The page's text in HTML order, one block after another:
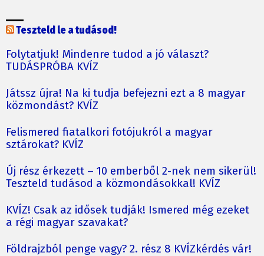
Teszteld le a tudásod!
Folytatjuk! Mindenre tudod a jó választ?
TUDÁSPRÓBA KVÍZ
Játssz újra! Na ki tudja befejezni ezt a 8 magyar
közmondást? KVÍZ
Felismered fiatalkori fotójukról a magyar
sztárokat? KVÍZ
Új rész érkezett – 10 emberből 2-nek nem sikerül!
Teszteld tudásod a közmondásokkal! KVÍZ
KVÍZ! Csak az idősek tudják! Ismered még ezeket
a régi magyar szavakat?
Földrajzból penge vagy? 2. rész 8 KVÍZkérdés vár!